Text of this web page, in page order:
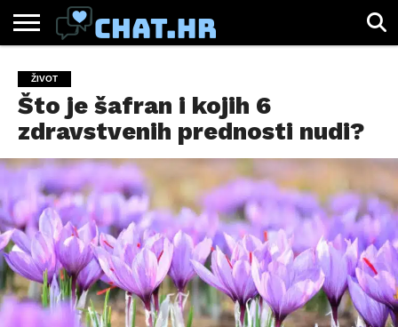
CHAT.HR
ZABAVA
ŽIVOT
VIRALNO
ŽIVOT
Što je šafran i kojih 6
zdravstvenih prednosti nudi?